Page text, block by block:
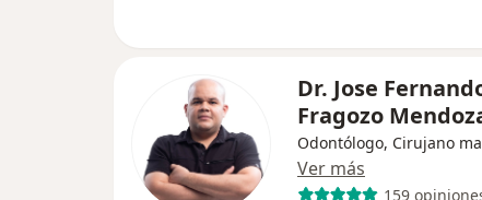
Dr. Jose
Fragozo
Odontólogo, Cirujano
Ver más
159